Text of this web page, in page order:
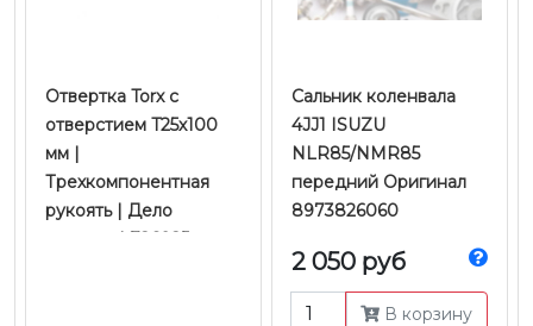
Отвертка Torx с
отверстием T25х100
мм |
Трехкомпонентная
рукоять | Дело
техники | 726025
Сальник коленвала
4JJ1 ISUZU
NLR85/NMR85
передний Оригинал
8973826060
2 050 руб
В корзину